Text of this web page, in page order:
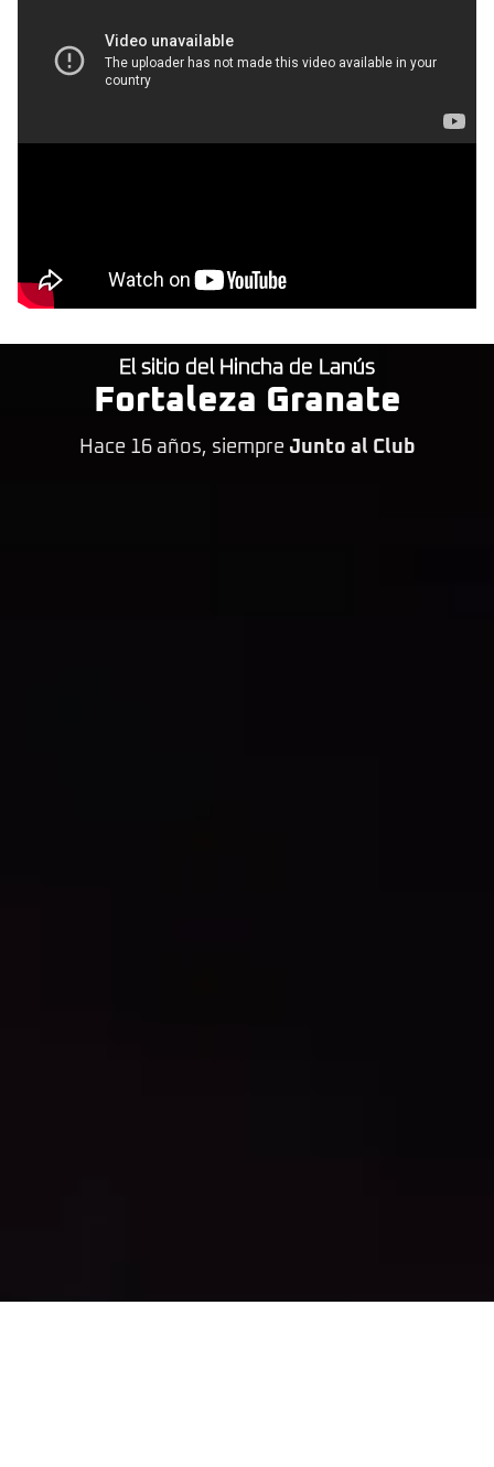
El sitio del Hincha de Lanús
Fortaleza Granate
Hace 16 años, siempre Junto al Club